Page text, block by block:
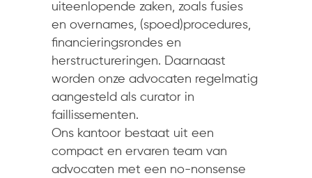
uiteenlopende zaken, zoals fusies
en overnames, (spoed)procedures,
financieringsrondes en
herstructureringen. Daarnaast
worden onze advocaten regelmatig
aangesteld als curator in
faillissementen.
Ons kantoor bestaat uit een
compact en ervaren team van
advocaten met een no-nonsense